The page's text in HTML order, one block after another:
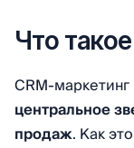
Что
CRM-
центральное
продаж. Как